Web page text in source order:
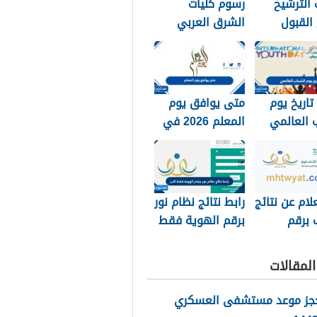
القبول
الملك خالد
الشرق العربي
1448 وكيفية
تسديد الرسوم
يوم
العالمي
متى يوافق يوم
المعلم 2026 في
جميع الدول
العربية
عن نتائج
برقم
رابط نتائج نظام نور
برقم الهوية فقط
موعد مستشفى العسكري